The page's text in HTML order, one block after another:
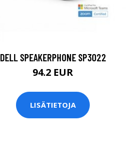
DELL SPEAKERPHONE SP3022
94.2 EUR
LISÄTIETOJA